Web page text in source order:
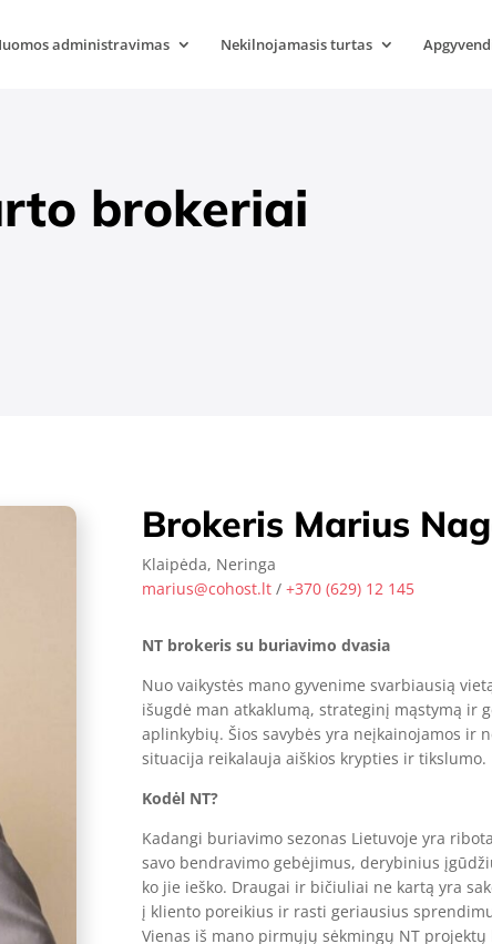
administravimas Nekilnojamasis turtas
brokeriai
Brokeris Marius
Klaipėda, Neringa
marius@cohost.lt /+370 (629) 12 145
NT brokeris su buriavimo dvasia
Nuo vaikystės mano gyvenime svarbiausią
išugdė man atkaklumą, strateginį mąstymą ir
aplinkybių. Šios savybės yra neįkainojamos ir
situacija reikalauja aiškios krypties ir tikslumo.
Kodėl NT?
Kadangi buriavimo sezonas Lietuvoje yra
savo bendravimo gebėjimus, derybinius
ko jie ieško. Draugai ir bičiuliai ne kartą yra
į kliento poreikius ir rasti geriausius
Vienas iš mano pirmųjų sėkmingų NT